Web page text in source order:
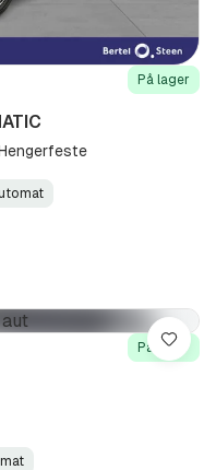
På lager
På lager
Lagre